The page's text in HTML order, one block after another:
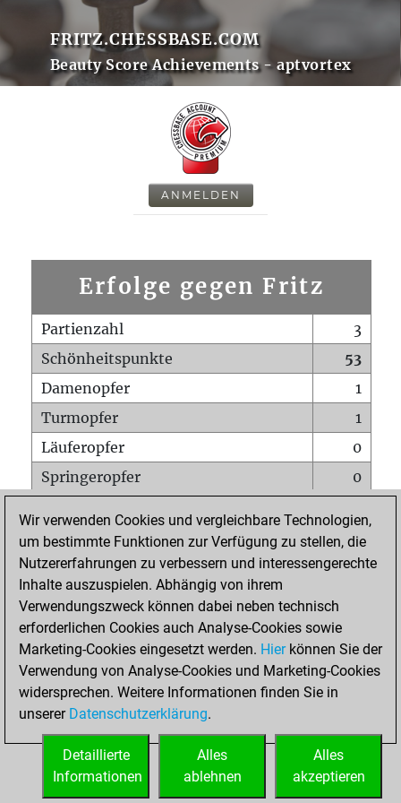
FRITZ.CHESSBASE.COM
Beauty Score Achievements - aptvortex
ANMELDEN
Erfolge gegen Fritz
Partienzahl
3
Schönheitspunkte
53
Damenopfer
1
Turmopfer
1
Läuferopfer
0
Springeropfer
0
Matt auf vollem Brett
0
Bauer setzt Matt
0
Erstickte Matts
Unterverwandlungen
Türme auf der siebten
0
STARTSEITE
Wir verwenden Cookies und vergleichbare Technologien,
um bestimmte Funktionen zur Verfügung zu stellen, die
Nutzererfahrungen zu verbessern und interessengerechte
Inhalte auszuspielen. Abhängig von ihrem
Verwendungszweck können dabei neben technisch
erforderlichen Cookies auch Analyse-Cookies sowie
Marketing-Cookies eingesetzt werden. Hierkönnen Sie der
Verwendung von Analyse-Cookies und Marketing-Cookies
widersprechen. Weitere Informationen finden Sie in
unserer Datenschutzerklärung.
Alles
akzeptieren
Alles
ablehnen
Detaillierte
Informationen